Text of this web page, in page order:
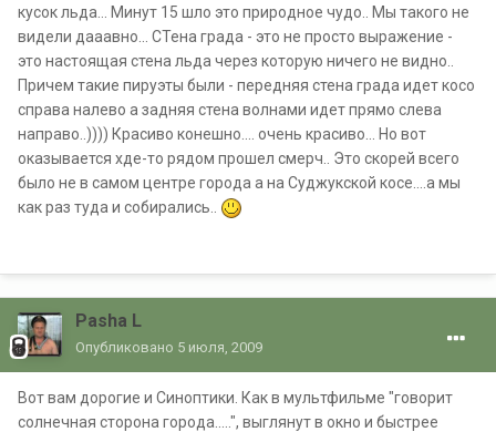
кусок льда... Минут 15 шло это природное чудо.. Мы такого не
видели дааавно... СТена града - это не просто выражение -
это настоящая стена льда через которую ничего не видно..
Причем такие пируэты были - передняя стена града идет косо
справа налево а задняя стена волнами идет прямо слева
направо..)))) Красиво конешно.... очень красиво... Но вот
оказывается хде-то рядом прошел смерч.. Это скорей всего
было не в самом центре города а на Суджукской косе....а мы
как раз туда и собирались..
Pasha L
Опубликовано 5 июля, 2009
Вот вам дорогие и Синоптики. Как в мультфильме "говорит
солнечная сторона города.....", выглянут в окно и быстрее